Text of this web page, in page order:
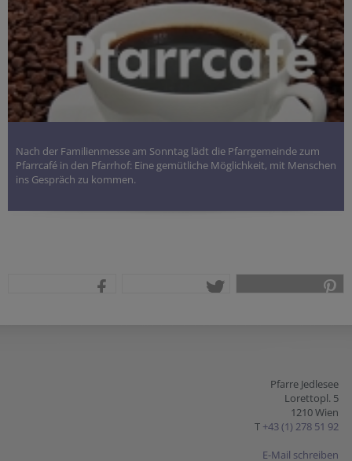
Nach der Familienmesse am Sonntag lädt die Pfarrgemeinde zum
Pfarrcafé in den Pfarrhof: Eine gemütliche Möglichkeit, mit Menschen
ins Gespräch zu kommen.
Pfarre Jedlesee
Lorettopl. 5
1210 Wien
T +43 (1) 278 51 92
E-Mail schreiben